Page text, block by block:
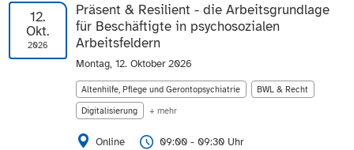
12.
Okt.
2026
Präsent & Resilient - die Arbeitsgrundlage
für Beschäftigte in psychosozialen
Arbeitsfeldern
Montag, 12. Oktober 2026
Altenhilfe, Pflege und Gerontopsychiatrie
BWL & Recht
Digitalisierung
+ mehr
Online
09:00 - 09:30 Uhr